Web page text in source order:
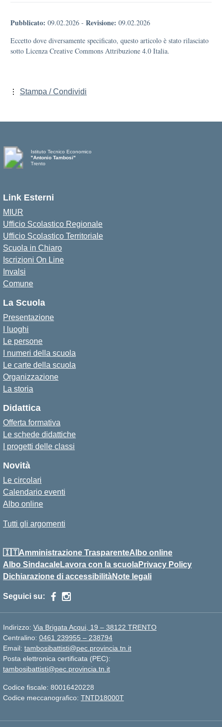
Pubblicato: 09.02.2026 - Revisione: 09.02.2026
Eccetto dove diversamente specificato, questo articolo è stato rilasciato
sotto Licenza Creative Commons Attribuzione 4.0 Italia.
Stampa / Condividi
Istituto Tecnico Economico
"Antonio Tambosi"
Trento
Link Esterni
MIUR
Ufficio Scolastico Regionale
Ufficio Scolastico Territoriale
Scuola in Chiaro
Iscrizioni On Line
Invalsi
Comune
La Scuola
Presentazione
I luoghi
Le persone
I numeri della scuola
Le carte della scuola
Organizzazione
La storia
Didattica
Offerta formativa
Le schede didattiche
I progetti delle classi
Novità
Le circolari
Calendario eventi
Albo online
Tutti gli argomenti
🇮🇹Amministrazione TrasparenteAlbo online
Albo SindacaleLavora con la scuolaPrivacy Policy
Dichiarazione di accessibilitàNote legali
Seguici su:
Indirizzo: Via Brigata Acqui, 19 – 38122 TRENTO
Centralino: 0461 239955 – 238794
Email: tambosibattisti@pec.provincia.tn.it
Posta elettronica certificata (PEC):
tambosibattisti@pec.provincia.tn.it
Codice fiscale: 80016420228
Codice meccanografico: TNTD18000T